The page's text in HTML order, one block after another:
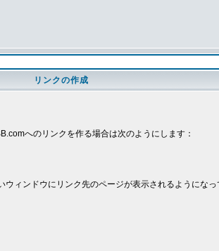
リンクの作成
へのリンクを作る場合は次のようにします：
ィンドウにリンク先のページが表示されるようになっ